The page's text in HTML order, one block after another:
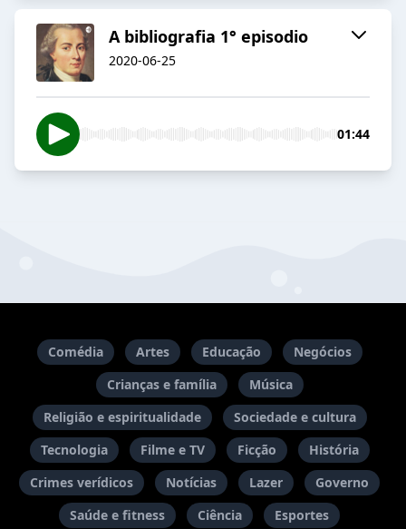
A bibliografia 1° episodio
2020-06-25
01:44
Comédia Artes Educação
Negócios
Crianças e família
Música
Religião e espiritualidade
Sociedade e cultura
Tecnologia
Filme e TV Ficção
História
Crimes verídicos
Notícias Lazer
Governo
Saúde e fitness
Ciência Esportes